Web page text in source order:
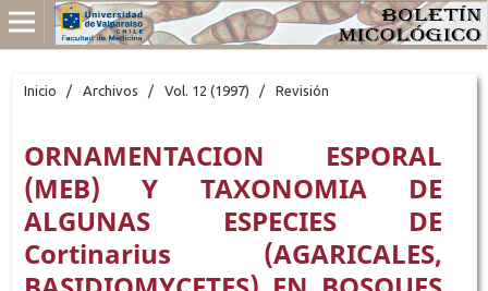
Inicio / Archivos / Vol. 12 (1997) / Revisión
ORNAMENTACION ESPORAL
(MEB) Y TAXONOMIA DE
ALGUNAS ESPECIES DE
Cortinarius (AGARICALES,